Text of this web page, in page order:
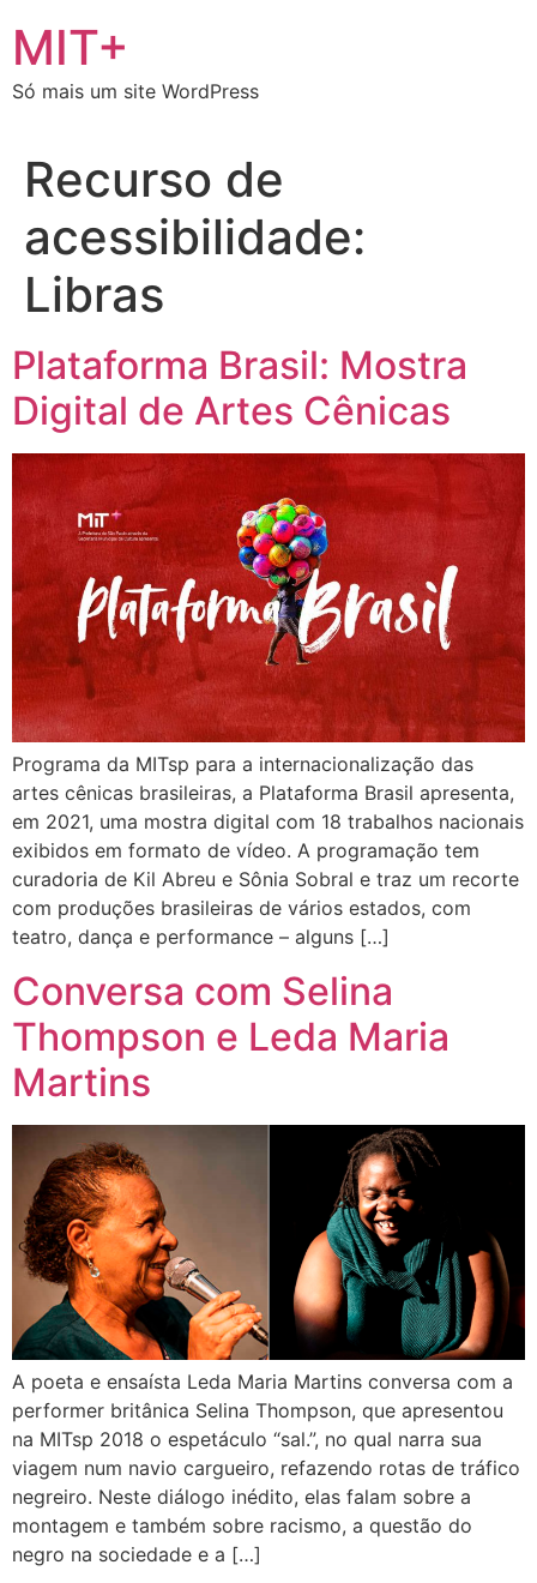
para
conteúdo
MIT+
Só mais um site WordPress
Recurso de
acessibilidade:
Libras
Plataforma Brasil: Mostra
Digital de Artes Cênicas
Programa da MITsp para a internacionalização das
artes cênicas brasileiras, a Plataforma Brasil apresenta,
em 2021, uma mostra digital com 18 trabalhos nacionais
exibidos em formato de vídeo. A programação tem
curadoria de Kil Abreu e Sônia Sobral e traz um recorte
com produções brasileiras de vários estados, com
teatro, dança e performance – alguns […]
Conversa com Selina
Thompson e Leda Maria
Martins
A poeta e ensaísta Leda Maria Martins conversa com a
performer britânica Selina Thompson, que apresentou
na MITsp 2018 o espetáculo “sal.”, no qual narra sua
viagem num navio cargueiro, refazendo rotas de tráfico
negreiro. Neste diálogo inédito, elas falam sobre a
montagem e também sobre racismo, a questão do
negro na sociedade e a […]